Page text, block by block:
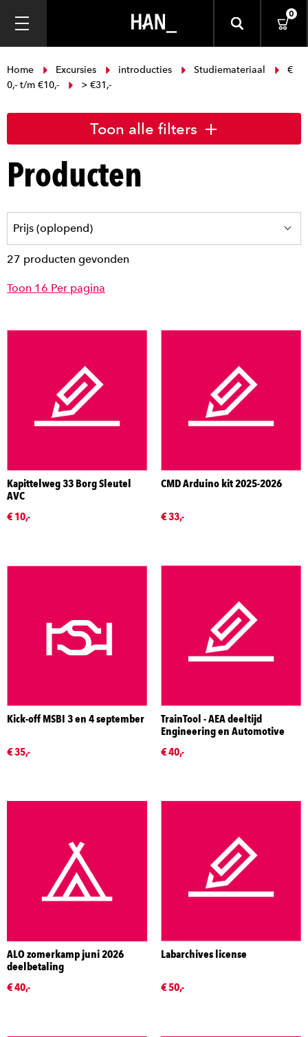
0
Home Excursies introducties Studiemateriaal
€
0,- t/m €10,-
> €31,-
Toon alle filters
Producten
27 producten gevonden
Toon 16 Per pagina
Kapittelweg 33 Borg Sleutel
AVC
€ 10,-
CMD Arduino kit 2025-2026
€ 33,-
Kick-off MSBI 3 en 4 september
€ 35,-
TrainTool - AEA deeltijd
Engineering en Automotive
€ 40,-
ALO zomerkamp juni 2026
deelbetaling
€ 40,-
Labarchives license
€ 50,-